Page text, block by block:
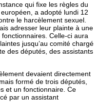
qui fixe les règles du
a adopté lundi 12
le harcèlement sexuel.
adresser leur plainte à une
Celle-ci aura
jusqu’au comité chargé
des députés, des assistants
devaient directement
formé de trois députés,
et un fonctionnaire. Ce
par un assistant